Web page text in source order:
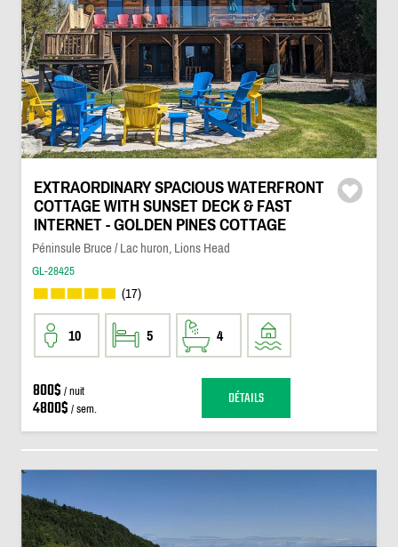
EXTRAORDINARY SPACIOUS WATERFRONT
COTTAGE WITH SUNSET DECK & FAST
INTERNET - GOLDEN PINES COTTAGE
Péninsule Bruce / Lac huron, Lions Head
GL-28425
(17)
10 5 4
800$ / nuit
4800$ / sem. DÉTAILS